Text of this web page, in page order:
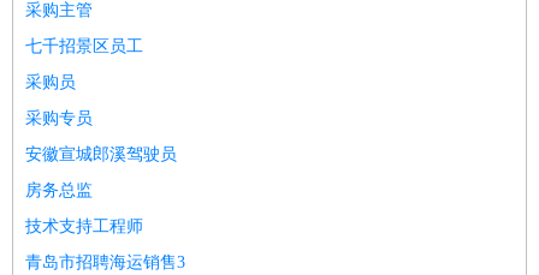
采购主管
七千招景区员工
采购员
采购专员
安徽宣城郎溪驾驶员
房务总监
技术支持工程师
青岛市招聘海运销售3